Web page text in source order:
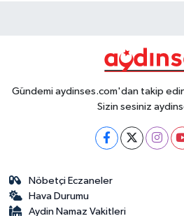
Gündemi aydinses.com'dan takip edin
Sizin sesiniz
Nöbetçi Eczaneler
Hava Durumu
Aydin Namaz Vakitleri